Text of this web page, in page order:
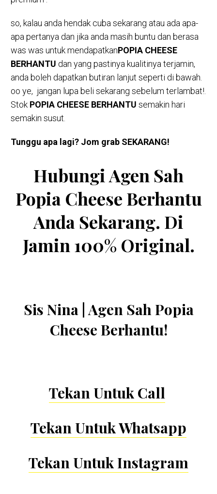
so, kalau anda hendak cuba sekarang atau ada apa-
apa pertanya dan jika anda masih buntu dan berasa
was was untuk mendapatkanPOPIA CHEESE
BERHANTU dan yang pastinya kualitinya terjamin,
anda boleh dapatkan butiran lanjut seperti di bawah.
oo ye, jangan lupa beli sekarang sebelum terlambat!.
Stok POPIA CHEESE BERHANTU semakin hari
semakin susut.
Tunggu apa lagi? Jom grab SEKARANG!
Hubungi Agen Sah
Popia Cheese Berhantu
Anda Sekarang. Di
Jamin 100% Original.
Sis Nina | Agen Sah Popia
Cheese Berhantu!
Tekan Untuk Call
Tekan Untuk Whatsapp
Tekan Untuk Instagram